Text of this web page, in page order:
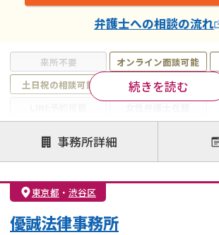
来所不要 オンライン面談可能
土日祝の相談可能
19時以降電話可能
注力案件
離婚前相談
離婚調停
親権・面会交流権
DV
不貞・不倫慰謝料請求
財産分与
続きを読む
弁護士への相談の流れ
事務所詳細
東京都 ・ 渋谷区
優誠法律事務所